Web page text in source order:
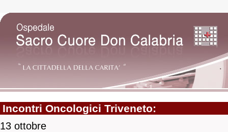
Incontri Oncologici Triveneto:
13 ottobre